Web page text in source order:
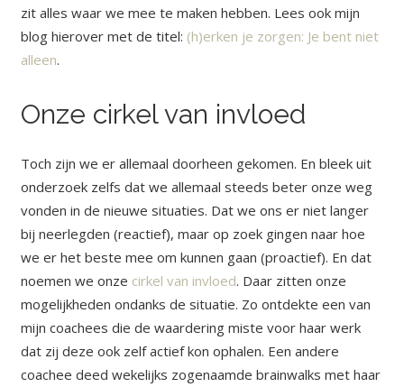
zit alles waar we mee te maken hebben. Lees ook mijn
blog hierover met de titel: (h)erken je zorgen: Je bent niet
alleen.
Onze cirkel van invloed
Toch zijn we er allemaal doorheen gekomen. En bleek uit
onderzoek zelfs dat we allemaal steeds beter onze weg
vonden in de nieuwe situaties. Dat we ons er niet langer
bij neerlegden (reactief), maar op zoek gingen naar hoe
we er het beste mee om kunnen gaan (proactief). En dat
noemen we onze cirkel van invloed. Daar zitten onze
mogelijkheden ondanks de situatie. Zo ontdekte een van
mijn coachees die de waardering miste voor haar werk
dat zij deze ook zelf actief kon ophalen. Een andere
coachee deed wekelijks zogenaamde brainwalks met haar